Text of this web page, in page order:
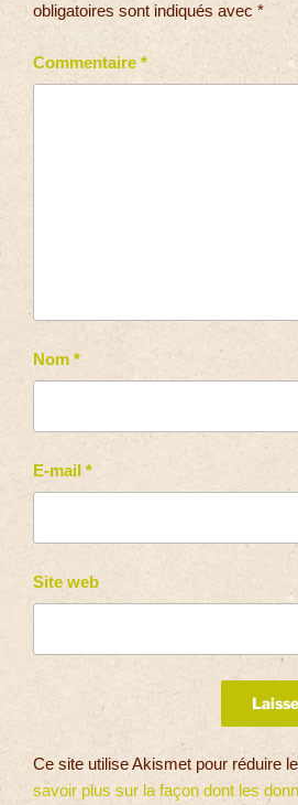
obligatoires sont indiqués avec *
Commentaire *
Nom *
E-mail *
Site web
Ce site utilise Akismet pour réduire
savoir plus sur la façon dont les